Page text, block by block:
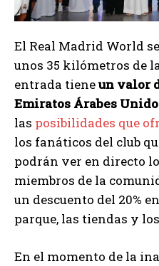
El Real Madrid World
unos 35 kilómetros de
entrada tieneun valor
Emiratos Árabes
las posibilidades que
los fanáticos del club
podrán ver en directo
miembros de la
un descuento del 20%
parque, las tiendas y
En el momento de la